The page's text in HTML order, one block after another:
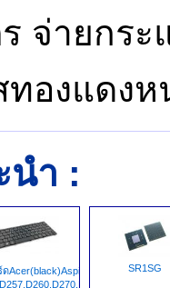
ร จ่ายกร
องแดงห
นำ :
Acer(black)AspireONE
SR1SG